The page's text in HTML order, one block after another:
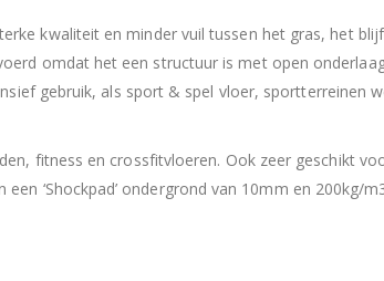
kwaliteit en minder vuil tussen het gras, het
omdat het een structuur is met open
gebruik, als sport & spel vloer, sportterreinen
fitness en crossfitvloeren. Ook zeer geschikt
‘Shockpad’ ondergrond van 10mm en 200kg/